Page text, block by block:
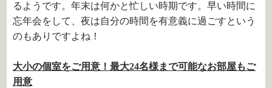
るようです。年末は何かと忙しい時期です。早い時間に
忘年会をして、夜は自分の時間を有意義に過ごすという
のもありですよね！
大小の個室をご用意！最大24名様まで可能なお部屋もご
用意